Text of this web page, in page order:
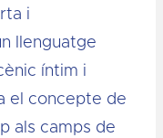
i
llenguatge
íntim i
el concepte de
als camps de